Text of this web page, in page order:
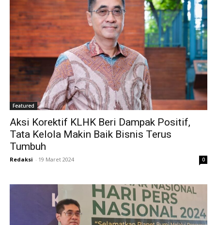
Featured
Aksi Korektif KLHK Beri Dampak Positif,
Tata Kelola Makin Baik Bisnis Terus
Tumbuh
Redaksi - 19 Maret 2024 0